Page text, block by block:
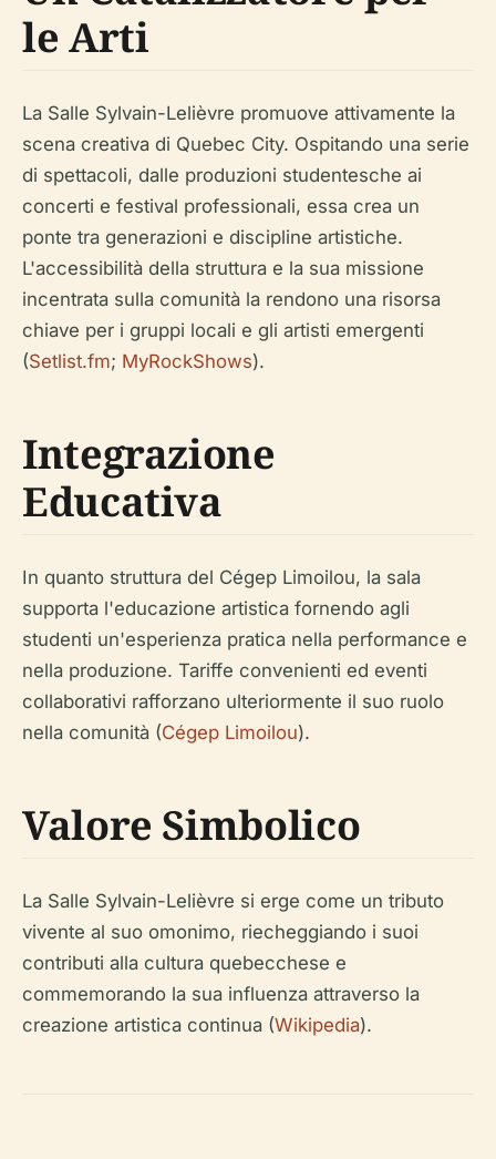
le Arti
La Salle Sylvain-Lelièvre promuove attivamente la
scena creativa di Quebec City. Ospitando una serie
di spettacoli, dalle produzioni studentesche ai
concerti e festival professionali, essa crea un
ponte tra generazioni e discipline artistiche.
L'accessibilità della struttura e la sua missione
incentrata sulla comunità la rendono una risorsa
chiave per i gruppi locali e gli artisti emergenti
(Setlist.fm; MyRockShows).
Integrazione
Educativa
In quanto struttura del Cégep Limoilou, la sala
supporta l'educazione artistica fornendo agli
studenti un'esperienza pratica nella performance e
nella produzione. Tariffe convenienti ed eventi
collaborativi rafforzano ulteriormente il suo ruolo
nella comunità (Cégep Limoilou).
Valore Simbolico
La Salle Sylvain-Lelièvre si erge come un tributo
vivente al suo omonimo, riecheggiando i suoi
contributi alla cultura quebecchese e
commemorando la sua influenza attraverso la
creazione artistica continua (Wikipedia).